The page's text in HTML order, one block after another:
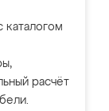
каталогом
расчёт